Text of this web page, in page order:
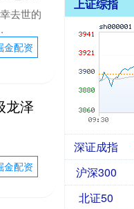
去世的
金配资
龙泽
金配资
上证综指
深证成指
沪深300
北证50